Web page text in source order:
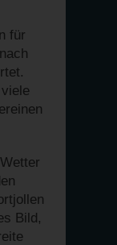
für
Bild,